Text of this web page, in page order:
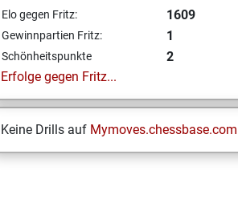
Elo gegen Fritz: 1609
Gewinnpartien Fritz: 1
Schönheitspunkte
2
Erfolge gegen Fritz...
Keine Drills auf Mymoves.chessbase.com